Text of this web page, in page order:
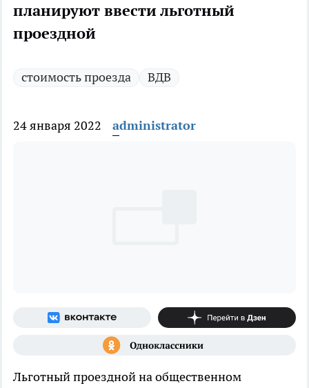
планируют ввести льготный
проездной
стоимость проезда ВДВ
24 января 2022 administrator
Льготный проездной на общественном